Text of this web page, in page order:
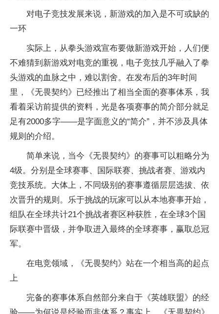
对电子竞技发展来说，新游戏的加入是不可或缺的
一环
实际上，从拳头游戏宣布要做新游戏开始，人们便
不难猜到新游戏对电竞的重视，电子竞技几乎融入了拳
头游戏的血脉之中，难以割舍。在发布后的3年时间
里，《无畏契约》已经推出了相当全面的赛事体系，我
看着采访前提供的资料，光是各项赛事的简介部分就足
足有2000多字——是字面意义的“简介”，并不涉及具体
规则的介绍。
简单来说，当今《无畏契约》的赛事可以粗略分为
4级。分别是全球赛事、国际联赛、挑战者赛、游戏内
竞技系统。大体上，不同级别的赛事遵循层层选拔、依
次晋升的规则。乐于挑战的玩家可以从本地赛事开始，
组队在全球共计21个挑战者赛区种获胜，在全球3个国
际联赛中晋级，并争取进入最终的全球赛事，赢取总冠
军。
在电竞领域，《无畏契约》站在一个相当高的起点
上
完备的赛事体系自然部分来自于《英雄联盟》的经
验——为何说是经验而非体系？事实上，《无畏契约》